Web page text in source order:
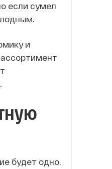
если сумел
и
будет одно,